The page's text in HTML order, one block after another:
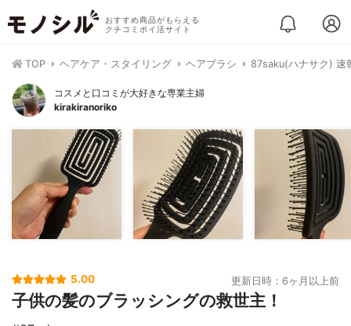
おすすめ商品がもらえる
クチコミポイ活サイト
TOP ヘアケア・スタイリング ヘアブラシ 87saku(ハナサク) 速
コスメと口コミが大好きな専業主婦
kirakiranoriko
5.00 更新日時：6ヶ月以上前
子供の髪のブラッシングの救世主！